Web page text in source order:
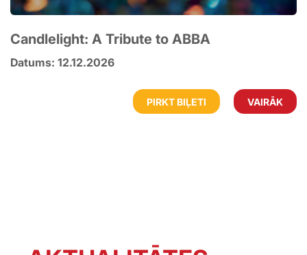
Candlelight: A Tribute to ABBA
Datums: 12.12.2026
PIRKT BIĻETI VAIRĀK